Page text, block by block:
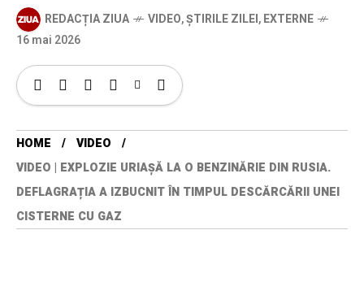
REDACȚIA ZIUA VIDEO,ȘTIRILE ZILEI,EXTERNE
16 mai 2026
HOME
VIDEO
VIDEO | EXPLOZIE URIAȘĂ LA O BENZINĂRIE DIN RUSIA.
DEFLAGRAȚIA A IZBUCNIT ÎN TIMPUL DESCĂRCĂRII UNEI
CISTERNE CU GAZ